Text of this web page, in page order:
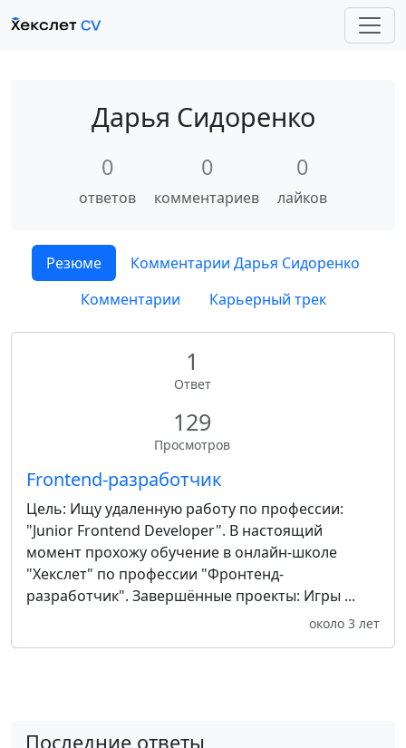
Дарья Сидоренко
0
ответов
0
комментариев
0
лайков
Резюме
Комментарии Дарья Сидоренко
Комментарии
Карьерный трек
1
Ответ
129
Просмотров
Frontend-разработчик
Цель: Ищу удаленную работу по профессии:
"Junior Frontend Developer". В настоящий
момент прохожу обучение в онлайн-школе
"Хекслет" по профессии "Фронтенд-
разработчик". Завершённые проекты: Игры ...
около 3 лет
Последние ответы